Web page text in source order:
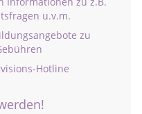
u.v.m.
zu
Hotline